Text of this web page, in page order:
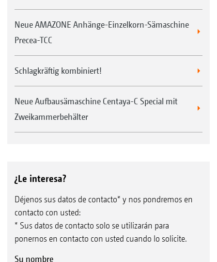
Neue AMAZONE Anhänge-Einzelkorn-Sämaschine
Precea-TCC
Schlagkräftig kombiniert!
Neue Aufbausämaschine Centaya-C Special mit
Zweikammerbehälter
¿Le interesa?
Déjenos sus datos de contacto* y nos pondremos en
contacto con usted:
* Sus datos de contacto solo se utilizarán para
ponernos en contacto con usted cuando lo solicite.
Su nombre